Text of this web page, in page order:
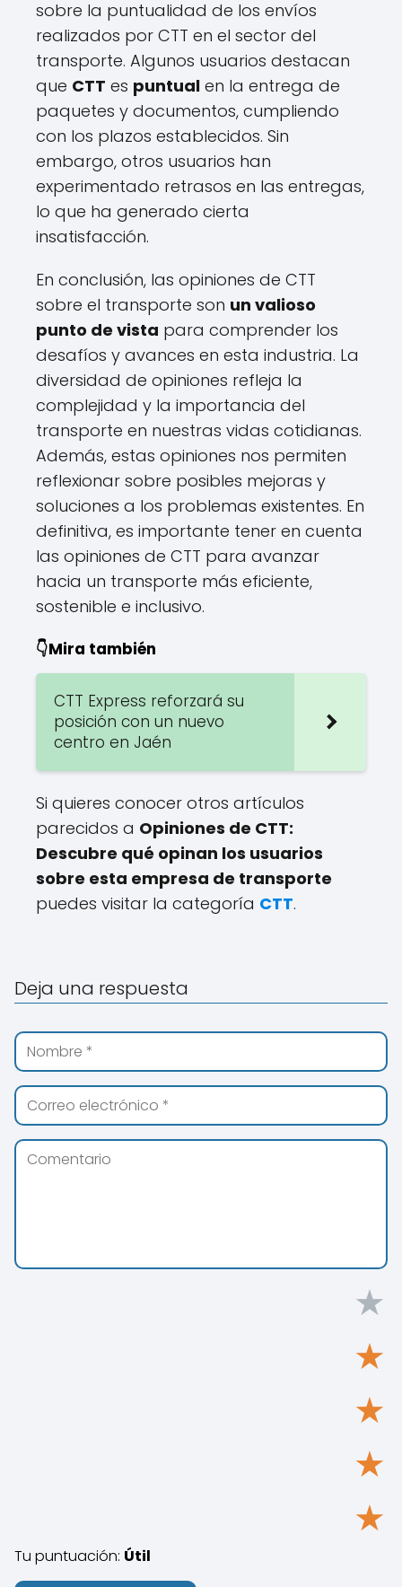
sobre la puntualidad de los envíos
realizados por CTT en el sector del
transporte. Algunos usuarios destacan
que CTT es puntual en la entrega de
paquetes y documentos, cumpliendo
con los plazos establecidos. Sin
embargo, otros usuarios han
experimentado retrasos en las entregas,
lo que ha generado cierta
insatisfacción.
En conclusión, las opiniones de CTT
sobre el transporte son un valioso
punto de vista para comprender los
desafíos y avances en esta industria. La
diversidad de opiniones refleja la
complejidad y la importancia del
transporte en nuestras vidas cotidianas.
Además, estas opiniones nos permiten
reflexionar sobre posibles mejoras y
soluciones a los problemas existentes. En
definitiva, es importante tener en cuenta
las opiniones de CTT para avanzar
hacia un transporte más eficiente,
sostenible e inclusivo.
👇Mira también
CTT Express reforzará su
posición con un nuevo
centro en Jaén
Si quieres conocer otros artículos
parecidos a Opiniones de CTT:
Descubre qué opinan los usuarios
sobre esta empresa de transporte
puedes visitar la categoría CTT.
Deja una respuesta
★
★
★
★
★
Tu puntuación: Útil